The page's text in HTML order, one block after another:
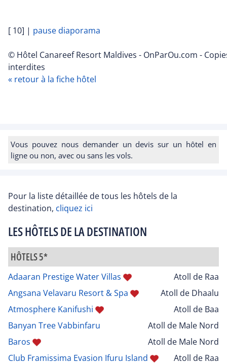
[ 10] | pause diaporama
© Hôtel Canareef Resort Maldives - OnParOu.com -
interdites
« retour à la fiche hôtel
Vous pouvez nous demander un devis sur un hôtel en
ligne ou non, avec ou sans les vols.
Pour la liste détaillée de tous les hôtels de la
destination, cliquez ici
LES HÔTELS DE LA DESTINATION
HÔTELS 5*
Adaaran Prestige Water Villas
Atoll de Raa
Angsana Velavaru Resort & Spa
Atoll de Dhaalu
Atmosphere Kanifushi
Atoll de Baa
Banyan Tree Vabbinfaru
Atoll de Male Nord
Baros
Atoll de Male Nord
Club Framissima Evasion Ifuru Island
Atoll de Raa